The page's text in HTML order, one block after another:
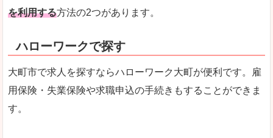
を利用する方法の2つがあります。
ハローワークで探す
大町市で求人を探すならハローワーク大町が便利です。雇
用保険・失業保険や求職申込の手続きもすることができま
す。